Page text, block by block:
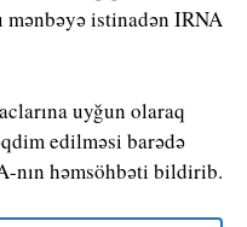
istinadən IRNA
uyğun olaraq
edilməsi barədə
nın həmsöhbəti bildirib.